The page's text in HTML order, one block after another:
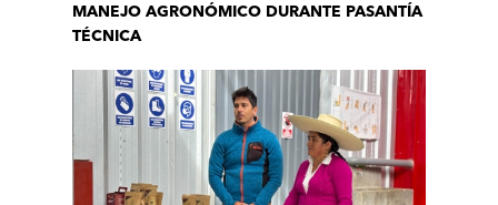
MANEJO AGRONÓMICO DURANTE PASANTÍA
TÉCNICA